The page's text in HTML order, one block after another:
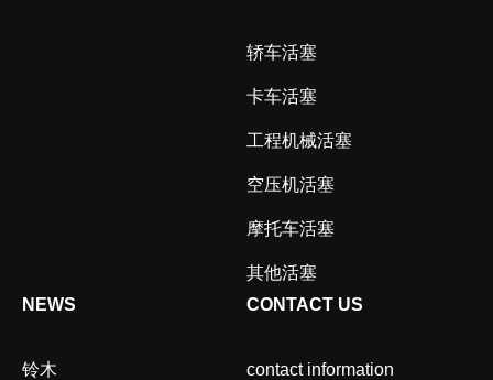
轿车活塞
卡车活塞
工程机械活塞
空压机活塞
摩托车活塞
其他活塞
NEWS
铃木
CONTACT US
contact information